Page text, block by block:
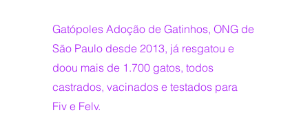
Gatópoles Adoção de Gatinhos, ONG de
São Paulo desde 2013, já resgatou e
doou mais de 1.700 gatos, todos
castrados, vacinados e testados para
Fiv e Felv.